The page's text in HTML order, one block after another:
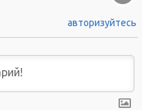
авторизуйтесь